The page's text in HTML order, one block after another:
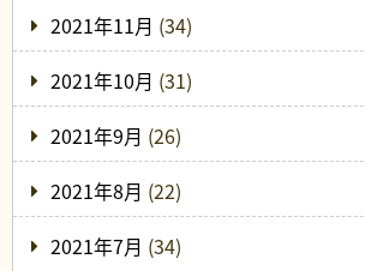
2021年11月 (34)
2021年10月 (31)
2021年9月 (26)
2021年8月 (22)
2021年7月 (34)